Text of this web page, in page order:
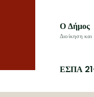
Ο Δήμος
Διοίκηση
ΕΣΠΑ